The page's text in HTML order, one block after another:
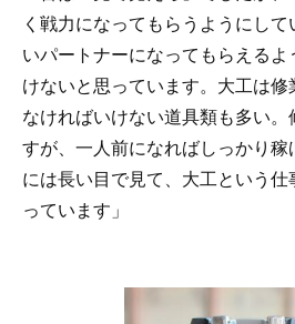
く戦力になってもらうようにし
いパートナーになってもらえる
けないと思っています。大工は修
なければいけない道具類も多い
すが、一人前になればしっかり
には長い目で見て、大工という
っています」